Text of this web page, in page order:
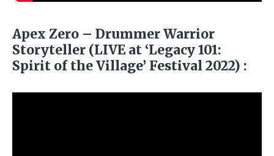
Apex Zero – Drummer Warrior
Storyteller (LIVE at ‘Legacy 101:
Spirit of the Village’ Festival 2022) :